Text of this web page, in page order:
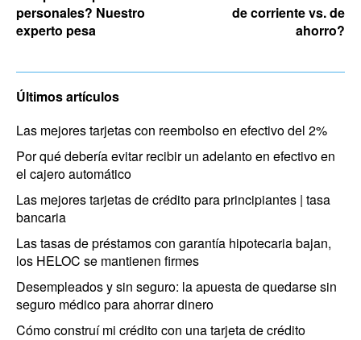
personales? Nuestro
experto pesa
de corriente vs. de
ahorro?
Últimos artículos
Las mejores tarjetas con reembolso en efectivo del 2%
Por qué debería evitar recibir un adelanto en efectivo en
el cajero automático
Las mejores tarjetas de crédito para principiantes | tasa
bancaria
Las tasas de préstamos con garantía hipotecaria bajan,
los HELOC se mantienen firmes
Desempleados y sin seguro: la apuesta de quedarse sin
seguro médico para ahorrar dinero
Cómo construí mi crédito con una tarjeta de crédito